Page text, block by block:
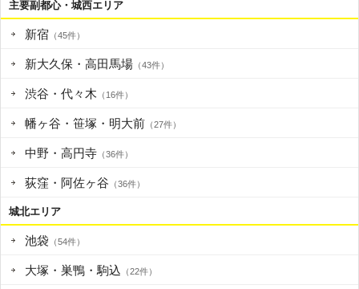
主要副都心・城西エリア
新宿 （45件）
新大久保・高田馬場 （43件）
渋谷・代々木 （16件）
幡ヶ谷・笹塚・明大前 （27件）
中野・高円寺 （36件）
荻窪・阿佐ヶ谷 （36件）
城北エリア
池袋 （54件）
大塚・巣鴨・駒込 （22件）